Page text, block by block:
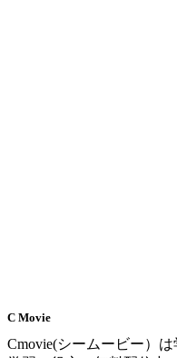
C Movie
Cmovie(シームービー）